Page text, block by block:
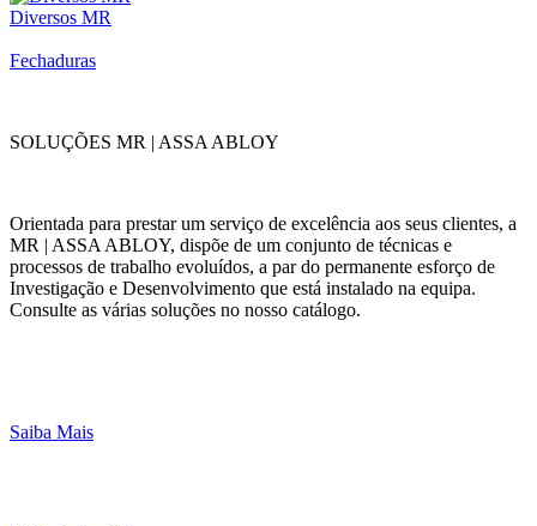
Diversos MR
Fechaduras
SOLUÇÕES MR | ASSA ABLOY
Orientada para prestar um serviço de excelência aos seus clientes, a
MR | ASSA ABLOY, dispõe de um conjunto de técnicas e
processos de trabalho evoluídos, a par do permanente esforço de
Investigação e Desenvolvimento que está instalado na equipa.
Consulte as várias soluções no nosso catálogo.
Saiba Mais